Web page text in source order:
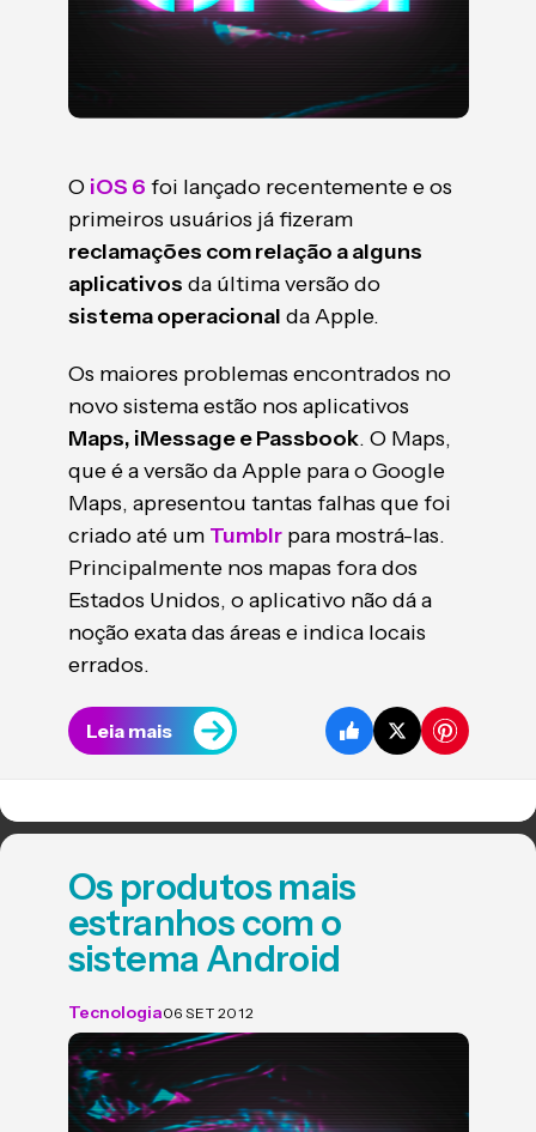
O iOS 6 foi lançado recentemente e os
primeiros usuários já fizeram
reclamações com relação a alguns
aplicativos da última versão do
sistema operacional da Apple.
Os maiores problemas encontrados no
novo sistema estão nos aplicativos
Maps, iMessage e Passbook. O Maps,
que é a versão da Apple para o Google
Maps, apresentou tantas falhas que foi
criado até um Tumblrpara mostrá-las.
Principalmente nos mapas fora dos
Estados Unidos, o aplicativo não dá a
noção exata das áreas e indica locais
errados.
Leia mais
Os produtos mais
estranhos com o
sistema Android
Tecnologia06 SET 2012